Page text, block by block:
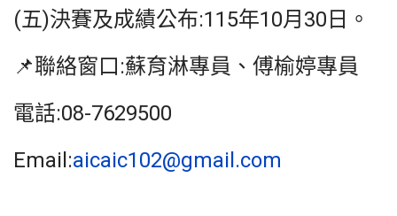
(五)決賽及成績公布:115年10月30日。
📌聯絡窗口:蘇育淋專員、傅榆婷專員
電話:08-7629500
Email:aicaic102@gmail.com